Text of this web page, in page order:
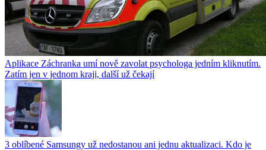
Aplikace Záchranka umí nově zavolat psychologa jedním kliknutím.
Zatím jen v jednom kraji, další už čekají
3 oblíbené Samsungy už nedostanou ani jednu aktualizaci. Kdo je